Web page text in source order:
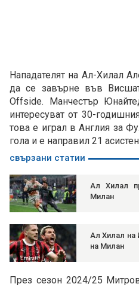
Нападателят на Ал-Хилал
да се завърне във
Offside. Манчестър
интересуват от 30-
това е играл в Англия за
гола и е направил 21
свързани статии
Ал Хилал
Милан
Ал Хилал на
на Милан
През сезон 2024/25